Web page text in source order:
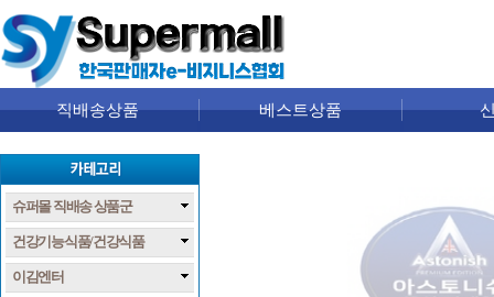
직배송상품 베스트상품
슈퍼몰 직배송 상품군
건강기능식품/건강식품
이김엔터